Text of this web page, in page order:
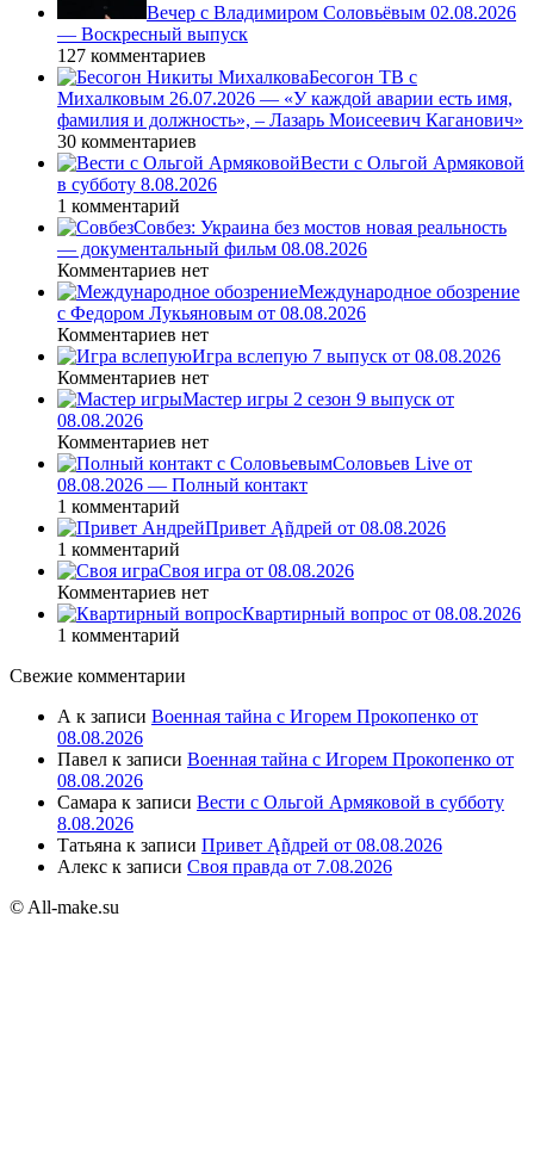
Вечер с Владимиром Соловьёвым 02.08.2026
— Воскресный выпуск
127 комментариев
Бесогон ТВ с
Михалковым 26.07.2026 — «У каждой аварии есть имя,
фамилия и должность», – Лазарь Моисеевич Каганович»
30 комментариев
Вести с Ольгой Армяковой
в субботу 8.08.2026
1 комментарий
Совбез: Украина без мостов новая реальность
— документальный фильм 08.08.2026
Комментариев нет
Международное обозрение
с Федором Лукьяновым от 08.08.2026
Комментариев нет
Игра вслепую 7 выпуск от 08.08.2026
Комментариев нет
Мастер игры 2 сезон 9 выпуск от
08.08.2026
Комментариев нет
Соловьев Live от
08.08.2026 — Полный контакт
1 комментарий
Привет Ąñдpей от 08.08.2026
1 комментарий
Своя игра от 08.08.2026
Комментариев нет
Квартирный вопрос от 08.08.2026
1 комментарий
Свежие комментарии
А к записи Военная тайна с Игорем Прокопенко от
08.08.2026
Павел к записи Военная тайна с Игорем Прокопенко от
08.08.2026
Самара к записи Вести с Ольгой Армяковой в субботу
8.08.2026
Татьяна к записи Привет Ąñдpей от 08.08.2026
Алекс к записи Своя правда от 7.08.2026
© All-make.su